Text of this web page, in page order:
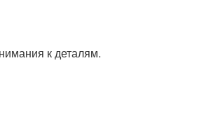
к деталям.